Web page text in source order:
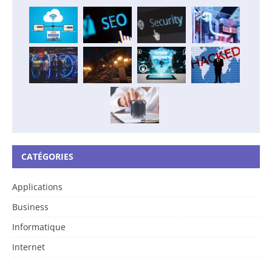
CATÉGORIES
Applications
Business
Informatique
Internet